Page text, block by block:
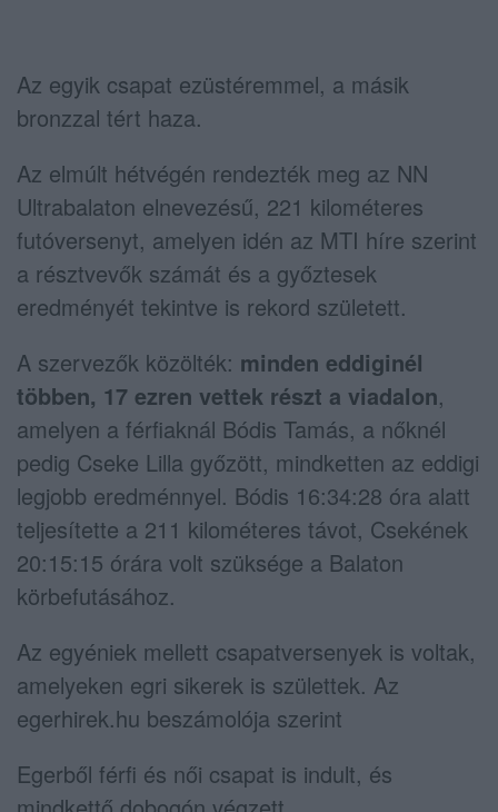
Az egyik csapat ezüstéremmel, a másik
bronzzal tért haza.
Az elmúlt hétvégén rendezték meg az NN
Ultrabalaton elnevezésű, 221 kilométeres
futóversenyt, amelyen idén az MTI híre szerint
a résztvevők számát és a győztesek
eredményét tekintve is rekord született.
A szervezők közölték: minden eddiginél
többen, 17 ezren vettek részt a viadalon,
amelyen a férfiaknál Bódis Tamás, a nőknél
pedig Cseke Lilla győzött, mindketten az eddigi
legjobb eredménnyel. Bódis 16:34:28 óra alatt
teljesítette a 211 kilométeres távot, Csekének
20:15:15 órára volt szüksége a Balaton
körbefutásához.
Az egyéniek mellett csapatversenyek is voltak,
amelyeken egri sikerek is születtek. Az
egerhirek.hu beszámolója szerint
Egerből férfi és női csapat is indult, és